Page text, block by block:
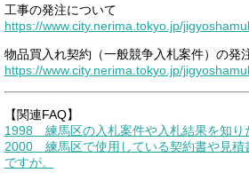
工事の発注について
https://www.city.nerima.tokyo.jp/
物品買入れ契約（一般競争入札案件）の発
https://www.city.nerima.tokyo.jp/
【関連FAQ】
1998 練馬区の入札案件や入札結果を知り
2000 練馬区で使用している契約書や見積
ですが。